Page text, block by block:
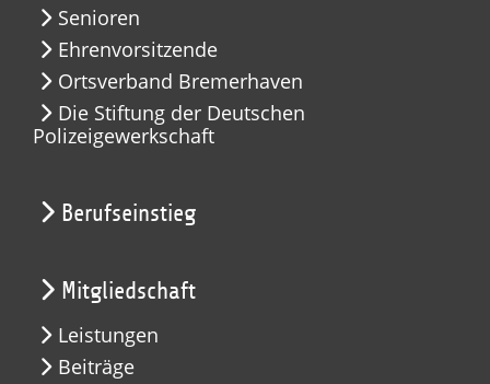
Senioren
Ehrenvorsitzende
Ortsverband Bremerhaven
Die Stiftung der Deutschen
Polizeigewerkschaft
Berufseinstieg
Mitgliedschaft
Leistungen
Beiträge